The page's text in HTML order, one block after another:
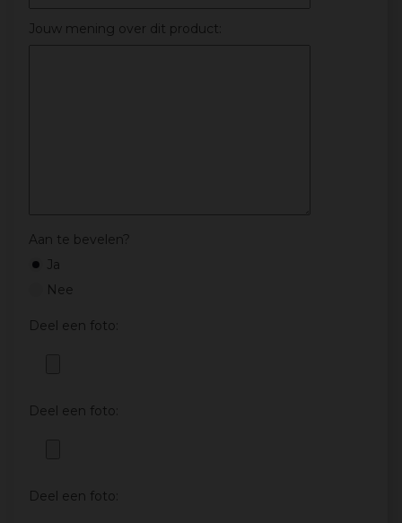
Jouw mening over dit product:
Aan te bevelen?
Ja
Nee
Deel een foto:
Deel een foto:
Deel een foto: